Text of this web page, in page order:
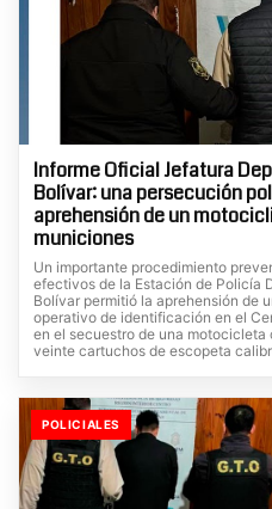
Informe Oficial Jefatura
Bolívar: una persecución
aprehensión de un
municiones
Un importante procedimiento
efectivos de la Estación de Policía
Bolívar permitió la aprehensión de
operativo de identificación en el
en el secuestro de una
veinte cartuchos de escopeta
POLICIALES